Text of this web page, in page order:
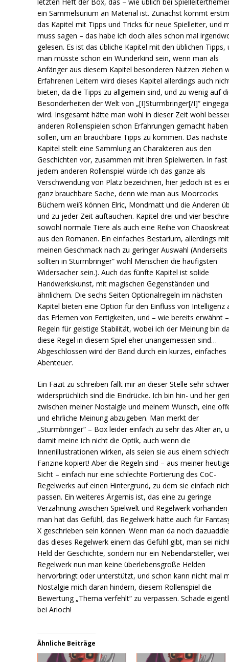
ein Sammelsurium an Material ist. Zunächst kommt
das Kapitel mit Tipps und Tricks für neue Spielleiter, und
muss sagen – das habe ich doch alles schon mal
gelesen. Es ist das übliche Kapitel mit den üblichen Tipps,
man müsste schon ein Wunderkind sein, wenn man als
Anfänger aus diesem Kapitel besonderen Nutzen ziehen
Erfahrenen Leitern wird dieses Kapitel allerdings auch
bieten, da die Tipps zu allgemein sind, und zu wenig auf
Besonderheiten der Welt von „[I]Sturmbringer[/I]“
wird. Insgesamt hätte man wohl in dieser Zeit wohl
anderen Rollenspielen schon Erfahrungen gemacht haben
sollen, um an brauchbare Tipps zu kommen. Das nächste
Kapitel stellt eine Sammlung an Charakteren aus den
Geschichten vor, zusammen mit ihren Spielwerten. In fast
jedem anderen Rollenspiel würde ich das ganze als
Verschwendung von Platz bezeichnen, hier jedoch ist es
ganz brauchbare Sache, denn wie man aus Moorcocks
Büchern weiß können Elric, Mondmatt und die Anderen
und zu jeder Zeit auftauchen. Kapitel drei und vier
sowohl normale Tiere als auch eine Reihe von
aus den Romanen. Ein einfaches Bestarium, allerdings mit
meinen Geschmack nach zu geringer Auswahl (Anderseits
sollten in Sturmbringer“ wohl Menschen die häufigsten
Widersacher sein.). Auch das fünfte Kapitel ist solide
Handwerkskunst, mit magischen Gegenständen und
ähnlichem. Die sechs Seiten Optionalregeln im nächsten
Kapitel bieten eine Option für den Einfluss von Intelligenz
das Erlernen von Fertigkeiten, und – wie bereits erwähnt –
Regeln für geistige Stabilität, wobei ich der Meinung bin
diese Regel in diesem Spiel eher unangemessen sind…
Abgeschlossen wird der Band durch ein kurzes, einfaches
Abenteuer.
Ein Fazit zu schreiben fällt mir an dieser Stelle sehr
widersprüchlich sind die Eindrücke. Ich bin hin- und her
zwischen meiner Nostalgie und meinem Wunsch, eine
und ehrliche Meinung abzugeben. Man merkt der
„Sturmbringer“ – Box leider einfach zu sehr das Alter an,
damit meine ich nicht die Optik, auch wenn die
Innenillustrationen wirken, als seien sie aus einem
Fanzine kopiert! Aber die Regeln sind – aus meiner
Sicht – einfach nur eine schlechte Portierung des CoC-
Regelwerks auf einen Hintergrund, zu dem sie einfach
passen. Ein weiteres Ärgernis ist, das eine zu geringe
Verzahnung zwischen Spielwelt und Regelwerk
man hat das Gefühl, das Regelwerk hätte auch für
X geschrieben sein können. Wenn man da noch
das dieses Regelwerk einem das Gefühl gibt, man sei
Held der Geschichte, sondern nur ein Nebendarsteller,
Regelwerk nun man keine überlebensgroße Helden
hervorbringt oder unterstützt, und schon kann nicht mal
Nostalgie mich daran hindern, diesem Rollenspiel die
Bewertung „Thema verfehlt“ zu verpassen. Schade
bei Arioch!
Ähnliche Beiträge